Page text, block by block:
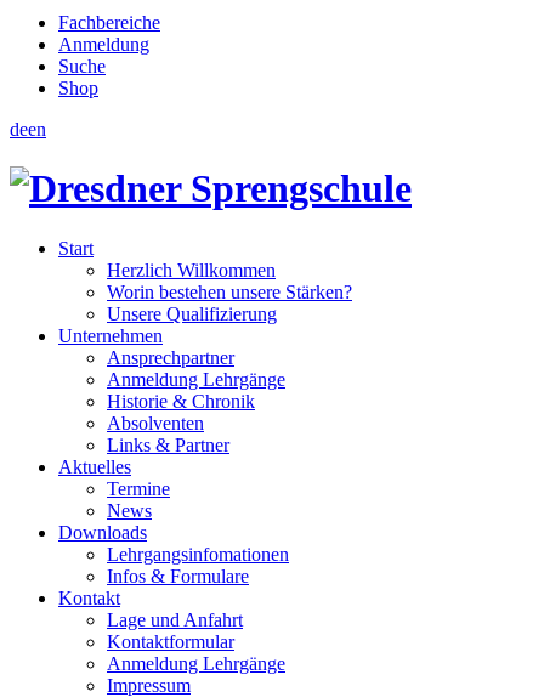
Fachbereiche
Anmeldung
Suche
Shop
deen
Start
Herzlich Willkommen
Worin bestehen unsere Stärken?
Unsere Qualifizierung
Unternehmen
Ansprechpartner
Anmeldung Lehrgänge
Historie & Chronik
Absolventen
Links & Partner
Aktuelles
Termine
News
Downloads
Lehrgangsinfomationen
Infos & Formulare
Kontakt
Lage und Anfahrt
Kontaktformular
Anmeldung Lehrgänge
Impressum